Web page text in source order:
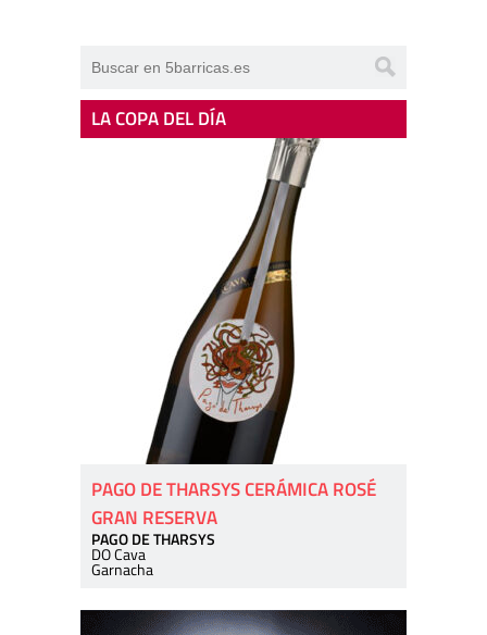
LA COPA DEL DÍA
PAGO DE THARSYS CERÁMICA ROSÉ
GRAN RESERVA
PAGO DE THARSYS
DO Cava
Garnacha